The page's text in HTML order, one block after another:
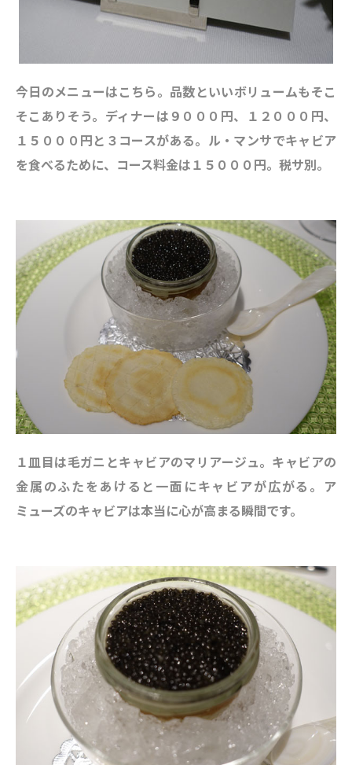
今日のメニューはこちら。品数といいボリュームもそこ
そこありそう。ディナーは９０００円、１２０００円、
１５０００円と３コースがある。 ル・マンサでキャビア
を食べるために、コース料金は１５０００円。税サ別。
１皿目は毛ガニとキャビアのマリアージュ。キャビアの
金属のふたをあけると一面にキャビアが広がる。ア
ミューズのキャビアは本当に心が高まる瞬間です。